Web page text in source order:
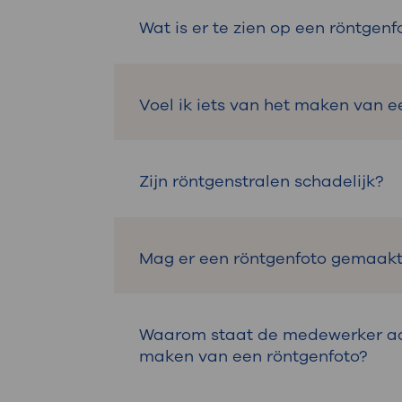
Wat is er te zien op een
afwijkingen zijn.
Voel ik iets van het maken van
Zijn röntgenstralen schadelijk?
Mag er een röntgenfoto
Vertel het aan uw arts als u
Waarom staat de medewerker
maken van een röntgenfoto?